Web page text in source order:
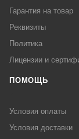
Гарантия на товар
Реквизиты
Политика
Лицензии и
ПОМОЩЬ
Условия оплаты
Условия доставки